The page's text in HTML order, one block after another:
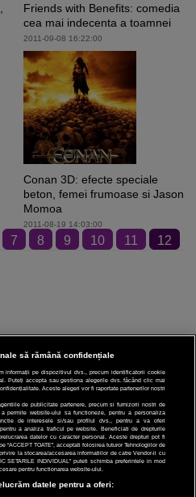
Friends with Benefits: comedia
cea mai indecenta a toamnei
2011-09-08 16:22:00
Conan 3D: efecte speciale
beton, femei frumoase si Jason
Momoa
2011-08-19 14:03:00
7 8 9 10 11
12
să rămână confidențiale
informații pe dispozitivul dvs., precum identificatorii cookie
Puteți accepta sau gestiona alegerile dvs. făcând clic mai
Aceste alegeri vor fi raportate partenerilor noștri
de publicitate partenere, precum si furnizorii nostri de
permite website-ului sa functioneze, pentru a personaliza
de interesele si/sau profilul dvs., pentru a va oferi
a analiza traficul pe website. Beneficiati de drepturile
datelor cu caracter personal. Aceste drepturi pot fi
“ACCEPT TOATE”, acceptati folosirea tuturor Tehnologiilor de
la stocarea/accesarea informatiilor de catre Vendor-ii cu
SETARILE INDIVIDUAL” puteti schimba preferintele in mod
pentru functionarea website-ului.
datele pentru a oferi: